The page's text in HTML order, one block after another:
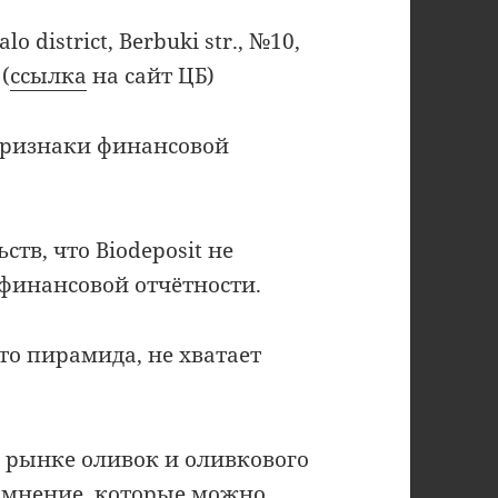
district, Berbuki str., №10,
ссылка на сайт ЦБ)
финансовой
что Biodeposit не
отчётности.
пирамида, не хватает
оливок и оливкового